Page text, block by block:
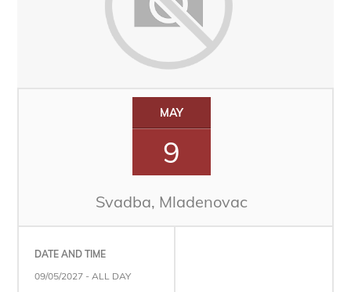
MAY
9
Svadba, Mladenovac
DATE AND TIME
09/05/2027 - ALL DAY